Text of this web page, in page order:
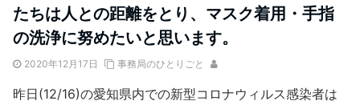
たちは人との距離をとり、マスク着用・手指
の洗浄に努めたいと思います。
2020年12月17日 事務局のひとりごと
昨日(12/16)の愛知県内での新型コロナウィルス感染者は